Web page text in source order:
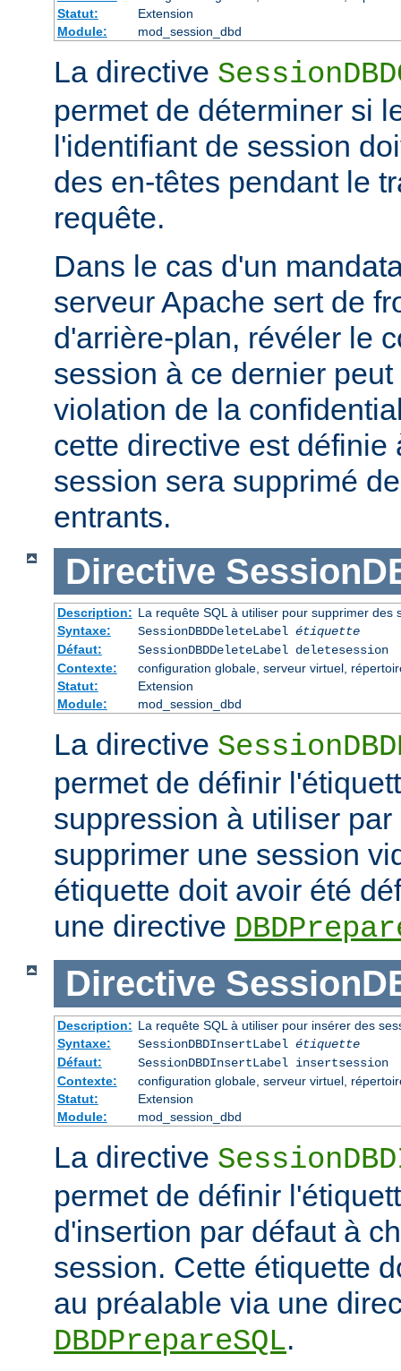
Statut:
Extension
Module:
mod_session_dbd
La directive
permet de déterminer si
l'identifiant de session
des en-têtes pendant le
requête.
Dans le cas d'un
serveur Apache sert de
d'arrière-plan, révéler le
session à ce dernier
violation de la
cette directive est définie
session sera supprimé
entrants.
Directive
Description: La requête SQL à utiliser pour supprimer des
Syntaxe:
SessionDBDDeleteLabel étiquette
Défaut:
SessionDBDDeleteLabel deletesession
Contexte:
configuration globale, serveur virtuel,
Statut:
Extension
Module:
mod_session_dbd
La directive
permet de définir
suppression à utiliser
supprimer une session
étiquette doit avoir été
une directive
Directive
Description: La requête SQL à utiliser pour insérer des
Syntaxe:
SessionDBDInsertLabel étiquette
Défaut:
SessionDBDInsertLabel insertsession
Contexte:
configuration globale, serveur virtuel,
Statut:
Extension
Module:
mod_session_dbd
La directive
permet de définir
d'insertion par défaut à
session. Cette étiquette
au préalable via une
DBDPrepareSQL.